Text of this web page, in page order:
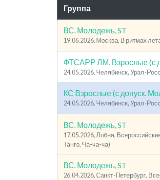
Группа
ВС. Молодежь, ST
19.06.2026, Москва, В ритмах
ФТСАРР ЛМ. Взрослые (с
24.05.2026, Челябинск, Урал-
КС Взрослые (с допуск.
24.05.2026, Челябинск, Урал-
ВС. Молодежь, ST
17.05.2026, Лобня,
Танго, Ча-ча-ча)
ВС. Молодежь, ST
26.04.2026, Санкт-Петербург,